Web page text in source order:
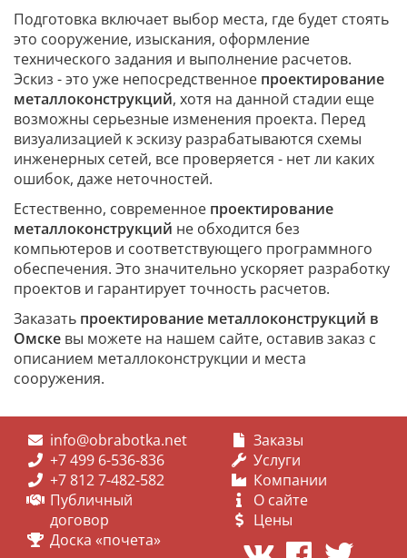
Подготовка включает выбор места, где будет стоять
это сооружение, изыскания, оформление
технического задания и выполнение расчетов.
Эскиз - это уже непосредственное проектирование
металлоконструкций, хотя на данной стадии еще
возможны серьезные изменения проекта. Перед
визуализацией к эскизу разрабатываются схемы
инженерных сетей, все проверяется - нет ли каких
ошибок, даже неточностей.
Естественно, современное проектирование
металлоконструкций не обходится без
компьютеров и соответствующего программного
обеспечения. Это значительно ускоряет разработку
проектов и гарантирует точность расчетов.
Заказать проектирование металлоконструкций в
Омске вы можете на нашем сайте, оставив заказ с
описанием металлоконструкции и места
сооружения.
info@obrabotka.net
+7 499 6-536-836
+7 812 7-482-582
Публичный
договор
Доска «почета»
Заказы
Услуги
Компании
О сайте
Цены